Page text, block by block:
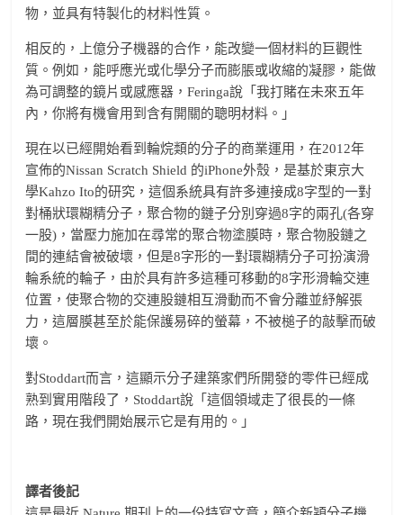
物，並具有特製化的材料性質。
相反的，上億分子機器的合作，能改變一個材料的巨觀性
質。例如，能呼應光或化學分子而膨脹或收縮的凝膠，能做
為可調整的鏡片或感應器，Feringa說「我打賭在未來五年
內，你將有機會用到含有開關的聰明材料。」
現在以已經開始看到輪烷類的分子的商業運用，在2012年
宣佈的Nissan Scratch Shield 的iPhone外殼，是基於東京大
學Kahzo Ito的研究，這個系統具有許多連接成8字型的一對
對桶狀環糊精分子，聚合物的鏈子分別穿過8字的兩孔(各穿
一股)，當壓力施加在尋常的聚合物塗膜時，聚合物股鏈之
間的連結會被破壞，但是8字形的一對環糊精分子可扮演滑
輪系統的輪子，由於具有許多這種可移動的8字形滑輪交連
位置，使聚合物的交連股鏈相互滑動而不會分離並紓解張
力，這層膜甚至於能保護易碎的螢幕，不被槌子的敲擊而破
壞。
對Stoddart而言，這顯示分子建築家們所開發的零件已經成
熟到實用階段了，Stoddart說「這個領域走了很長的一條
路，現在我們開始展示它是有用的。」
譯者後記